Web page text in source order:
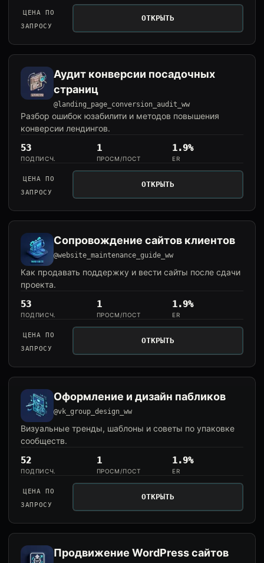
ЦЕНА ПО
ЗАПРОСУ
ОТКРЫТЬ
Аудит конверсии посадочных
страниц
@landing_page_conversion_audit_ww
Разбор ошибок юзабилити и методов повышения
конверсии лендингов.
53
ПОДПИСЧ.
1
ПРОСМ/ПОСТ
1.9%
ER
ЦЕНА ПО
ЗАПРОСУ
ОТКРЫТЬ
Сопровождение сайтов клиентов
@website_maintenance_guide_ww
Как продавать поддержку и вести сайты после сдачи
проекта.
53
ПОДПИСЧ.
1
ПРОСМ/ПОСТ
1.9%
ER
ЦЕНА ПО
ЗАПРОСУ
ОТКРЫТЬ
Оформление и дизайн пабликов
@vk_group_design_ww
Визуальные тренды, шаблоны и советы по упаковке
сообществ.
52
ПОДПИСЧ.
1
ПРОСМ/ПОСТ
1.9%
ER
ЦЕНА ПО
ЗАПРОСУ
ОТКРЫТЬ
Продвижение WordPress сайтов